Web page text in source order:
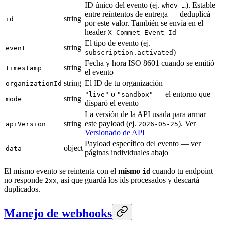
id string
ID único del evento (ej. whev_…). Estable
entre reintentos de entrega — deduplicá
por este valor. También se envía en el
header X-Commet-Event-Id
event string
El tipo de evento (ej.
subscription.activated)
timestamp string
Fecha y hora ISO 8601 cuando se emitió
el evento
organizationId string El ID de tu organización
mode string "live" o "sandbox" — el entorno que
disparó el evento
apiVersion string
La versión de la API usada para armar
este payload (ej. 2026-05-25). Ver
Versionado de API
data object
Payload específico del evento — ver
páginas individuales abajo
El mismo evento se reintenta con el mismo id cuando tu endpoint
no responde 2xx, así que guardá los ids procesados y descartá
duplicados.
Manejo de webhooks